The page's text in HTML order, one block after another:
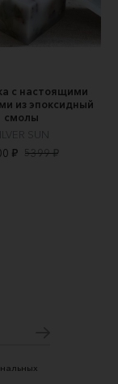
с настоящими
из эпоксидный
смолы
SILVER SUN
₽ 5399 ₽